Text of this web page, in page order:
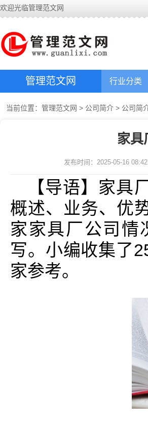
欢迎光临管理范文网
管理范文网 行业分类
当前位置： 管理范文网 > 公司简介 > 公司简
家具
发布时间：2025-05-16
【导语】家具
概述、业务、优
家家具厂公司情
写。小编收集了
家参考。